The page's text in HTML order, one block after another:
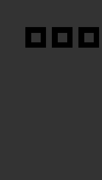
Auf
Auf
Auf